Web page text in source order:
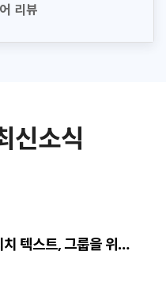
리뷰
신소식
치 텍스트, 그룹을 위…